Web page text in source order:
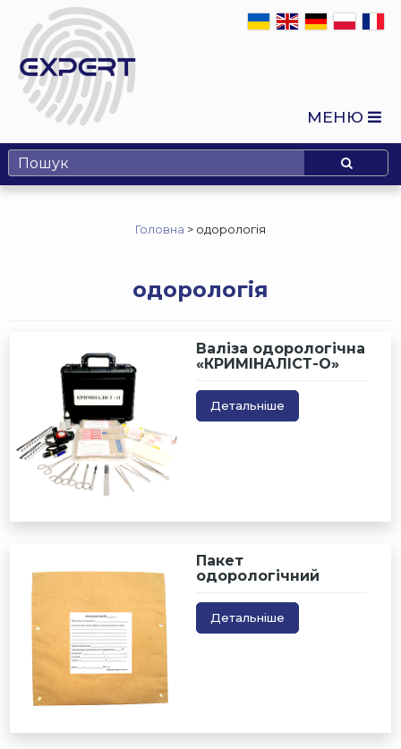
МЕНЮ
Головна > одорологія
одорологія
Валіза одорологічна
«КРИМІНАЛІСТ-О»
Детальніше
Пакет
одорологічний
Детальніше